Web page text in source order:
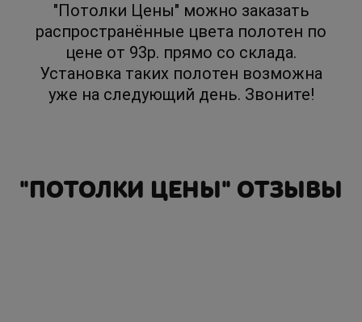
"Потолки Цены" можно заказать
распространённые цвета полотен по
цене от 93р. прямо со склада.
Установка таких полотен возможна
уже на следующий день. Звоните!
"ПОТОЛКИ ЦЕНЫ" ОТЗЫВЫ